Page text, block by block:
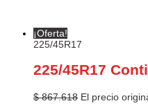
¡Oferta!
225/45R17
225/45R17
$867.618 El precio